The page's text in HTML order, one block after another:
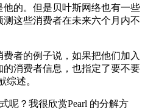
的。但是贝叶斯网络也有一些
这些消费者在未来六个月内不
者的例子说，如果把他们加入
消费者信息，也指定了要不要
述。
？我很欣赏Pearl 的分解方